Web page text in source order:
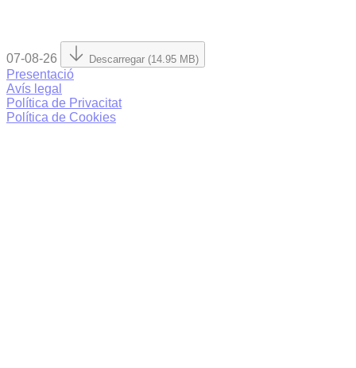
07-08-26 Descarregar (14.95 MB)
Presentació
Avís legal
Política de Privacitat
Política de Cookies